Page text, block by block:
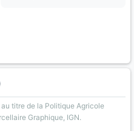
titre de la Politique Agricole
Graphique, IGN.